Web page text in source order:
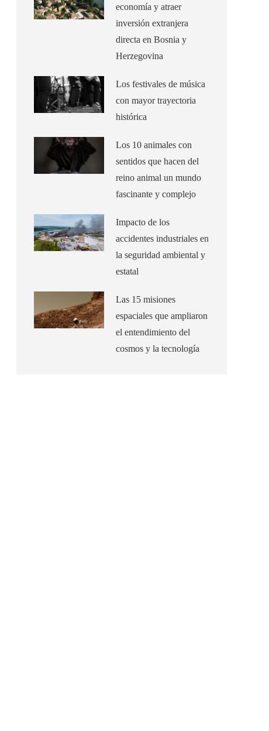
economía y atraer
inversión extranjera
directa en Bosnia y
Herzegovina
Los festivales de música
con mayor trayectoria
histórica
Los 10 animales con
sentidos que hacen del
reino animal un mundo
fascinante y complejo
Impacto de los
accidentes industriales en
la seguridad ambiental y
estatal
Las 15 misiones
espaciales que ampliaron
el entendimiento del
cosmos y la tecnología